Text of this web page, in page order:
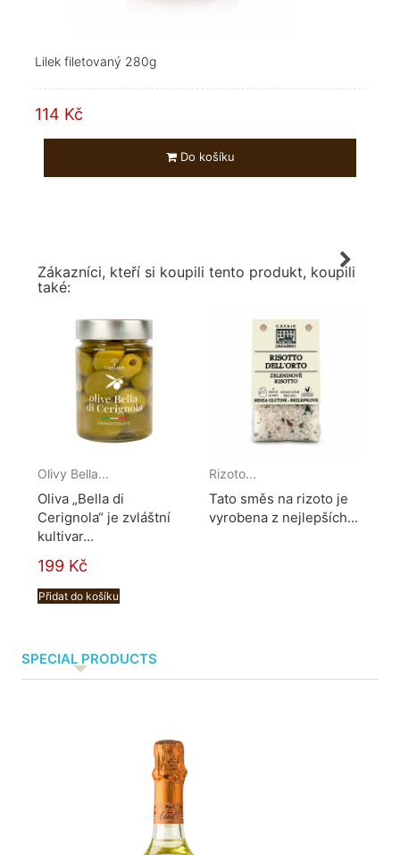
Lilek filetovaný 280g
114 Kč
Do košíku
Zákazníci, kteří si koupili tento produkt, koupili
také:
Olivy Bella...
Oliva „Bella di
Cerignola“ je zvláštní
kultivar...
199 Kč
Přidat do košíku
Rizoto...
Tato směs na rizoto je
vyrobena z nejlepších...
SPECIAL PRODUCTS